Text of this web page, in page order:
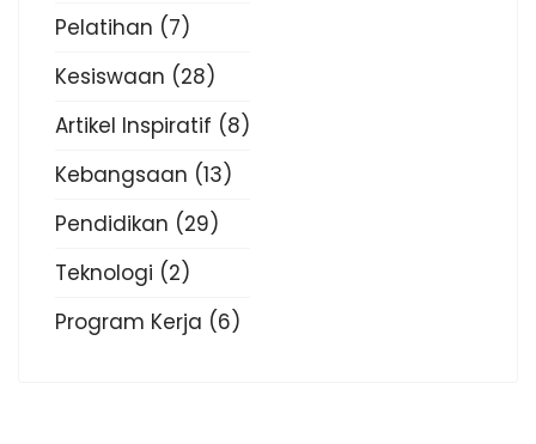
Pelatihan (7)
Kesiswaan (28)
Artikel Inspiratif (8)
Kebangsaan (13)
Pendidikan (29)
Teknologi (2)
Program Kerja (6)